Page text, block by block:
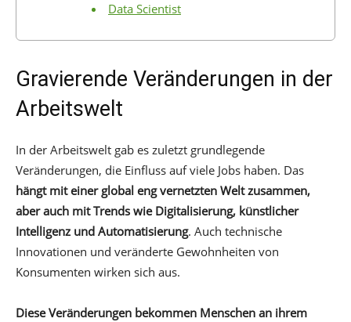
Data Scientist
Gravierende Veränderungen in der
Arbeitswelt
In der Arbeitswelt gab es zuletzt grundlegende
Veränderungen, die Einfluss auf viele Jobs haben. Das
hängt mit einer global eng vernetzten Welt zusammen,
aber auch mit Trends wie Digitalisierung, künstlicher
Intelligenz und Automatisierung. Auch technische
Innovationen und veränderte Gewohnheiten von
Konsumenten wirken sich aus.
Diese Veränderungen bekommen Menschen an ihrem